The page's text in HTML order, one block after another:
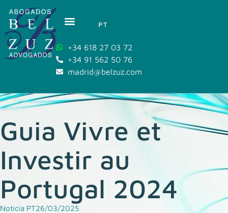
PT
+34 618 27 03 72
+34 91 562 50 76
madrid@belzuz.com
Guia Vivre et
Investir au
Portugal 2024
Noticia PT26/03/2025